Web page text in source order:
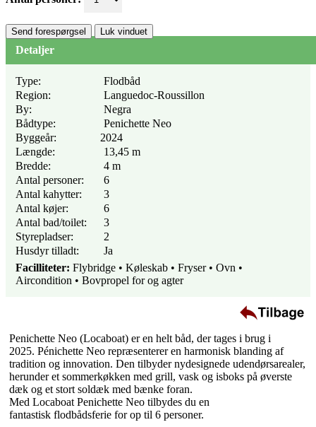
Send forespørgsel Luk vinduet
Detaljer
Type:
Flodbåd
Region:
Languedoc-Roussillon
By:
Negra
Bådtype:
Penichette Neo
Byggeår:
2024
Længde:
13,45 m
Bredde:
4 m
Antal personer:
6
Antal kahytter:
3
Antal køjer:
6
Antal bad/toilet:
3
Styrepladser:
2
Husdyr tilladt:
Ja
Facilliteter: Flybridge • Køleskab • Fryser • Ovn •
Aircondition • Bovpropel for og agter
Penichette Neo (Locaboat) er en helt båd, der tages i brug i
2025. Pénichette Neo repræsenterer en harmonisk blanding af
tradition og innovation. Den tilbyder nydesignede udendørsarealer,
herunder et sommerkøkken med grill, vask og isboks på øverste
dæk og et stort soldæk med bænke foran.
Med Locaboat Penichette Neo tilbydes du en
fantastisk flodbådsferie for op til 6 personer.